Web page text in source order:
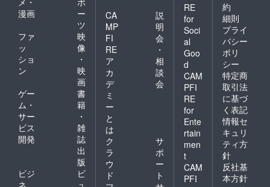
漫画
ー
ツ
ファ
ッ
ショ
ン
映
像
・
映
画
ゲー
ム・
サー
ビス
開発
書
籍
・
雑
誌
出
版
ビジ
ネ
ビ
ュ
CA
MP
FI
RE
ア
カ
デ
ミ
ー
と
は
説
明
会
・
相
談
会
ク
ラ
ウ
ド
サ
ポ
ー
ト
RE
for
Soci
al
Goo
d
CAM
PFI
RE
for
Ente
rtain
men
t
CAM
PFI
約
細則
プライ
バシー
ポリ
シー
特定商
取引法
に基づ
く表記
情報セ
キュリ
ティ方
針
反社基
本方針